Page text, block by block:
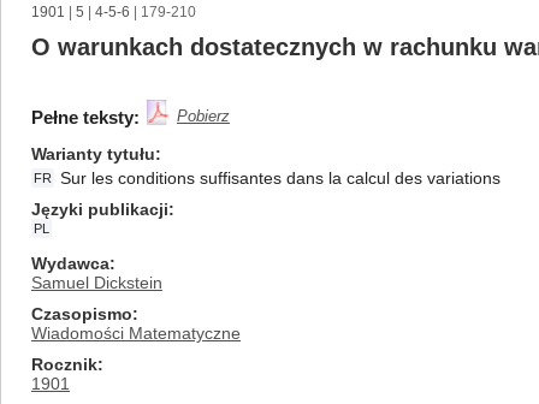
1901 5 4-5-6 | 179-210
O warunkach dostatecznych w rachunku
Pełne teksty: Pobierz
Warianty tytułu
FR
Sur les conditions suffisantes dans la calcul des variations
Języki publikacji
PL
Wydawca
Samuel Dickstein
Czasopismo
Wiadomości Matematyczne
Rocznik
1901